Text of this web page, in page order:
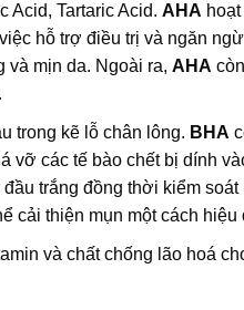
Acid, Tartaric Acid. AHA
hỗ trợ điều trị và ngăn
và mịn da. Ngoài ra, AHA
trong kẽ lỗ chân lông. BHA
vỡ các tế bào chết bị dính
trắng đồng thời kiểm
cải thiện mụn một cách hiệu
và chất chống lão hoá